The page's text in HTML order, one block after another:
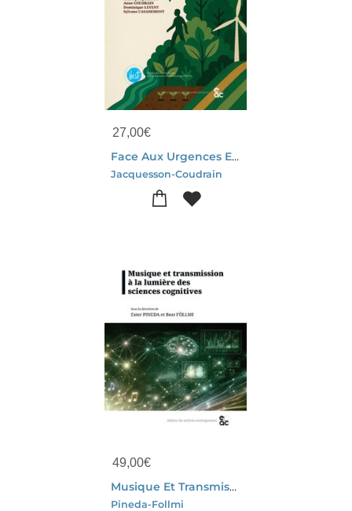
27,00€
Face Aux Urgences Ecologiques
Jacquesson-Coudrain
49,00€
Musique Et Transmission A La Lumiere Des Sciences Cognitives
Pineda-Follmi